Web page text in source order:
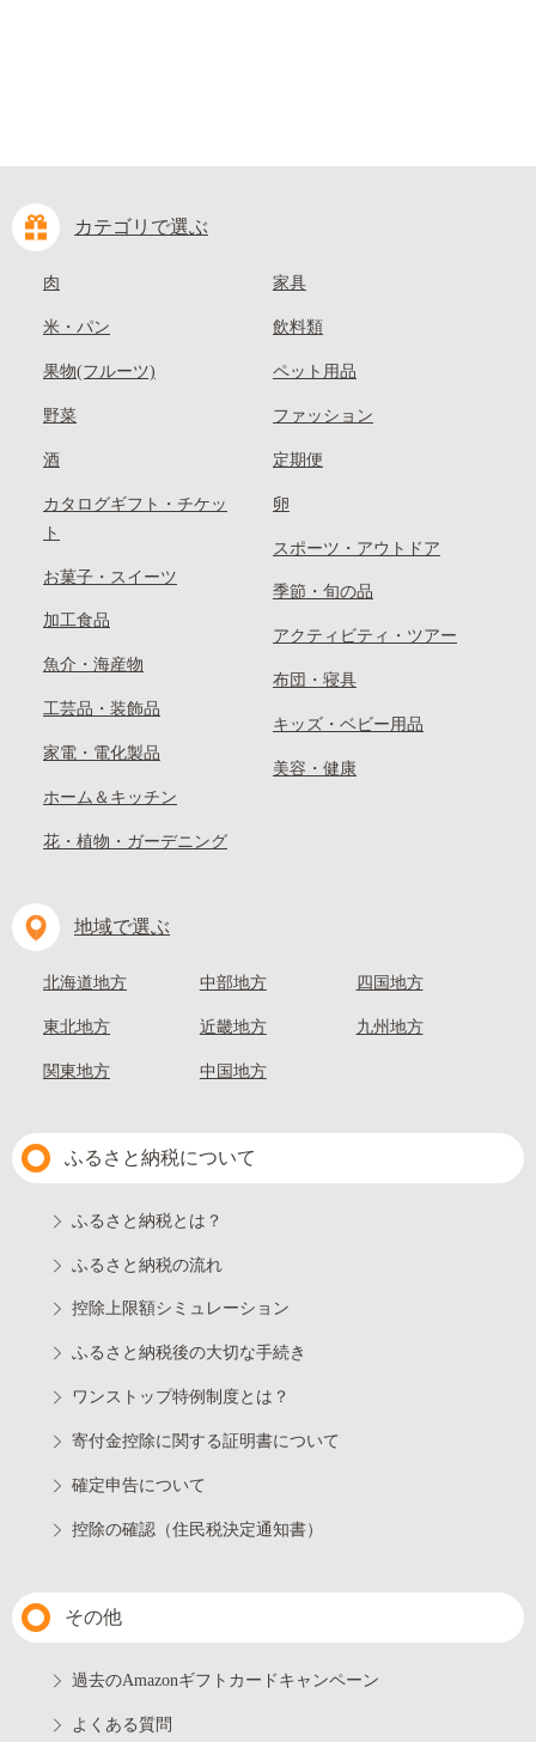
カテゴリで選ぶ
肉
米・パン
果物(フルーツ)
野菜
酒
カタログギフト・チケッ
ト
お菓子・スイーツ
加工食品
魚介・海産物
工芸品・装飾品
家電・電化製品
ホーム＆キッチン
花・植物・ガーデニング
家具
飲料類
ペット用品
ファッション
定期便
卵
スポーツ・アウトドア
季節・旬の品
アクティビティ・ツアー
布団・寝具
キッズ・ベビー用品
美容・健康
地域で選ぶ
北海道地方
東北地方
関東地方
中部地方
近畿地方
中国地方
四国地方
九州地方
ふるさと納税について
ふるさと納税とは？
ふるさと納税の流れ
控除上限額シミュレーション
ふるさと納税後の大切な手続き
ワンストップ特例制度とは？
寄付金控除に関する証明書について
確定申告について
控除の確認（住民税決定通知書）
その他
過去のAmazonギフトカードキャンペーン
よくある質問